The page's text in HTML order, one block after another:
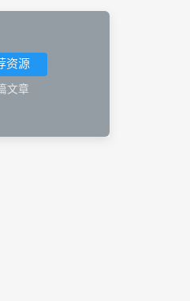
资源
文章